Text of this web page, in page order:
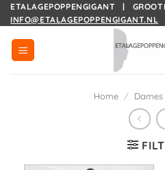
Ga
naar
inhoud
ETALAGEPOPPENGIGANT |
INFO@ETALAGEPOPPENGIGANT.NL
Home / Dames